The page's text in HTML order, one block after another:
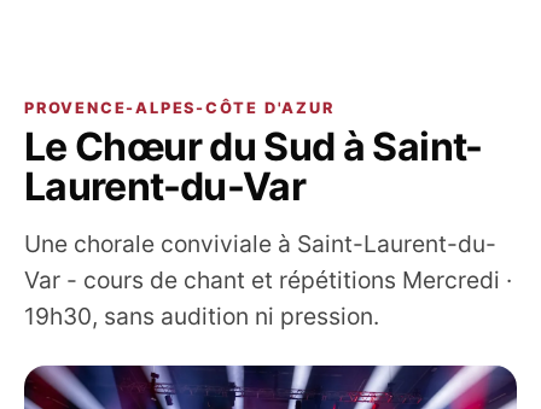
PROVENCE-ALPES-CÔTE D'AZUR
Le Chœur du Sud à Saint-
Laurent-du-Var
Une chorale conviviale à Saint-Laurent-du-
Var - cours de chant et répétitions Mercredi ·
19h30, sans audition ni pression.